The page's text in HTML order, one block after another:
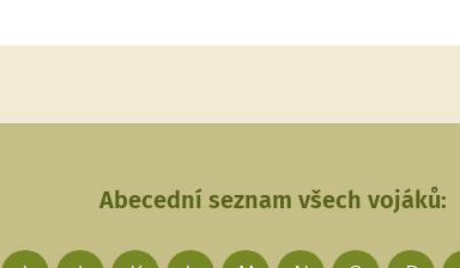
Abecední seznam všech vojáků: